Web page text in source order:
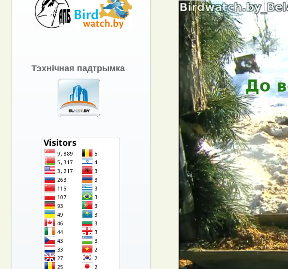
Тэхнічная падтрымка